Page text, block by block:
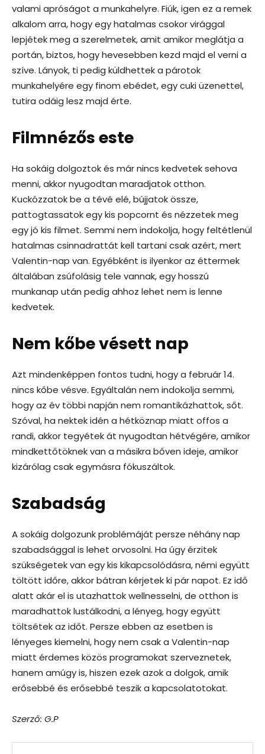
valami apróságot a munkahelyre. Fiúk, igen ez a remek
alkalom arra, hogy egy hatalmas csokor virággal
lepjétek meg a szerelmetek, amit amikor meglátja a
portán, biztos, hogy hevesebben kezd majd el verni a
szíve. Lányok, ti pedig küldhettek a párotok
munkahelyére egy finom ebédet, egy cuki üzenettel,
tutira odáig lesz majd érte.
Filmnézős este
Ha sokáig dolgoztok és már nincs kedvetek sehova
menni, akkor nyugodtan maradjatok otthon.
Kuckózzatok be a tévé elé, bújjatok össze,
pattogtassatok egy kis popcornt és nézzetek meg
egy jó kis filmet. Semmi nem indokolja, hogy feltétlenül
hatalmas csinnadrattát kell tartani csak azért, mert
Valentin-nap van. Egyébként is ilyenkor az éttermek
általában zsúfolásig tele vannak, egy hosszú
munkanap után pedig ahhoz lehet nem is lenne
kedvetek.
Nem kőbe vésett nap
Azt mindenképpen fontos tudni, hogy a február 14.
nincs kőbe vésve. Egyáltalán nem indokolja semmi,
hogy az év többi napján nem romantikázhattok, sőt.
Szóval, ha nektek idén a hétköznap miatt offos a
randi, akkor tegyétek át nyugodtan hétvégére, amikor
mindkettőtöknek van a másikra bőven ideje, amikor
kizárólag csak egymásra fókuszáltok.
Szabadság
A sokáig dolgozunk problémáját persze néhány nap
szabadsággal is lehet orvosolni. Ha úgy érzitek
szükségetek van egy kis kikapcsolódásra, némi együtt
töltött időre, akkor bátran kérjetek ki pár napot. Ez idő
alatt akár el is utazhattok wellnesselni, de otthon is
maradhattok lustálkodni, a lényeg, hogy együtt
töltsétek az időt. Persze ebben az esetben is
lényeges kiemelni, hogy nem csak a Valentin-nap
miatt érdemes közös programokat szerveznetek,
hanem amúgy is, hiszen ezek azok a dolgok, amik
erősebbé és erősebbé teszik a kapcsolatotokat.
Szerző: G.P